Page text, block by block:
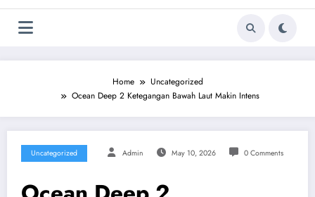
Home
Uncategorized
Ocean Deep 2 Ketegangan Bawah Laut Makin Intens
Uncategorized Admin May 10, 2026 0 Comments